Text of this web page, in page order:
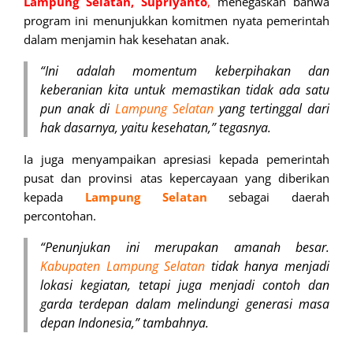
program ini menunjukkan komitmen nyata pemerintah
dalam menjamin hak kesehatan anak.
“Ini adalah momentum keberpihakan dan
keberanian kita untuk memastikan tidak ada satu
pun anak diLampung Selatanyang tertinggal dari
hak dasarnya, yaitu kesehatan,” tegasnya.
Ia juga menyampaikan apresiasi kepada pemerintah
pusat dan provinsi atas kepercayaan yang diberikan
kepada Lampung Selatan sebagai daerah
percontohan.
“Penunjukan ini merupakan amanah besar.
Kabupaten Lampung Selatan tidak hanya menjadi
lokasi kegiatan, tetapi juga menjadi contoh dan
garda terdepan dalam melindungi generasi masa
depan Indonesia,” tambahnya.